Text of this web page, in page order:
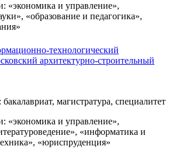
«экономика и управление»,
«образование и педагогика»,
технологический
архитектурно-строительный
магистратура, специалитет
«экономика и управление»,
«информатика и
«юриспруденция»